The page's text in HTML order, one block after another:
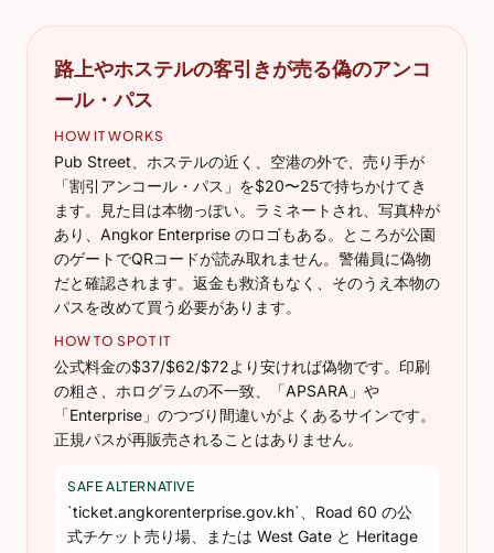
路上やホステルの客引きが売る偽のアンコ
ール・パス
HOW IT WORKS
Pub Street、ホステルの近く、空港の外で、売り手が
「割引アンコール・パス」を$20〜25で持ちかけてき
ます。見た目は本物っぽい。ラミネートされ、写真枠が
あり、Angkor Enterprise のロゴもある。ところが公園
のゲートでQRコードが読み取れません。警備員に偽物
だと確認されます。返金も救済もなく、そのうえ本物の
パスを改めて買う必要があります。
HOW TO SPOT IT
公式料金の$37/$62/$72より安ければ偽物です。印刷
の粗さ、ホログラムの不一致、「APSARA」や
「Enterprise」のつづり間違いがよくあるサインです。
正規パスが再販売されることはありません。
SAFE ALTERNATIVE
`ticket.angkorenterprise.gov.kh`、Road 60 の公
式チケット売り場、または West Gate と Heritage